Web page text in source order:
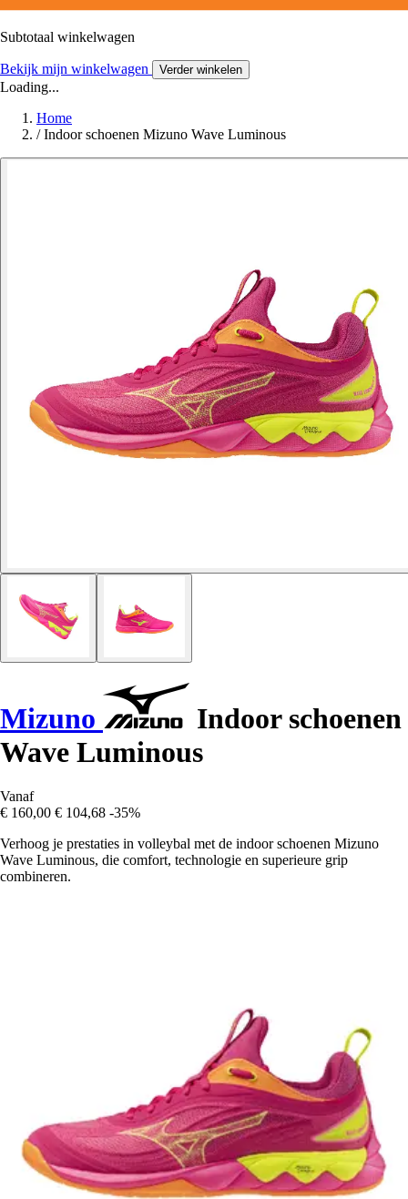
Subtotaal winkelwagen
Bekijk mijn winkelwagen Verder winkelen
Loading...
Home
/ Indoor schoenen Mizuno Wave Luminous
Mizuno
Indoor schoenen
Wave Luminous
Vanaf
€ 160,00 € 104,68 -35%
Verhoog je prestaties in volleybal met de indoor schoenen Mizuno
Wave Luminous, die comfort, technologie en superieure grip
combineren.